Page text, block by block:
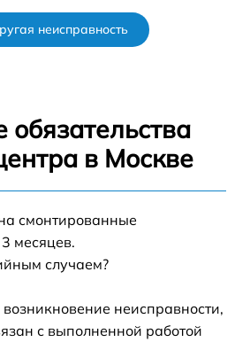
неисправность
обязательства
в Москве
смонтированные
месяцев.
случаем?
неисправности,
с выполненной работой